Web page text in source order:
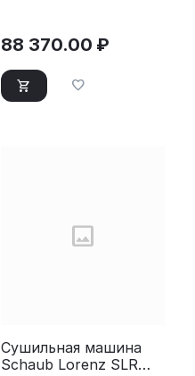
88 370.00 ₽
Сушильная машина
Schaub Lorenz SLR